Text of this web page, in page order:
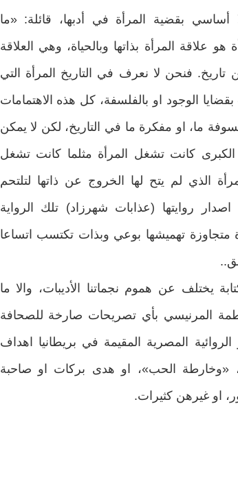
لا أساسي بقضية المرأة في أدبها، قائلة: «ما
علاقة المرأة بذاتها وبالحياة، وهي العلاقة
فنحن لا نعرف في التاريخ المرأة التي
الوجود او بالفلسفة، كل هذه الاهتمامات
ما، او مفكرة ما في التاريخ، لكن لا يمكن
كانت تشغل المرأة مثلما كانت تشغل
الذي لم يتح لها الخروج عن ذاتها لتلتحم
روايتها (عذابات شهرزاد) تلك الرواية
متجاوزة تهميشها بوعي وبذات تكتسب اتساعا
يختلف عن هموم نجماتنا الأديبات، والا ما
المرنيسي بأي تصريحات صارخة للصحافة
المصرية المقيمة في بريطانيا اهداف
الحب»، او هدى بركات او صاحبة
او غيرهن كثيرات.